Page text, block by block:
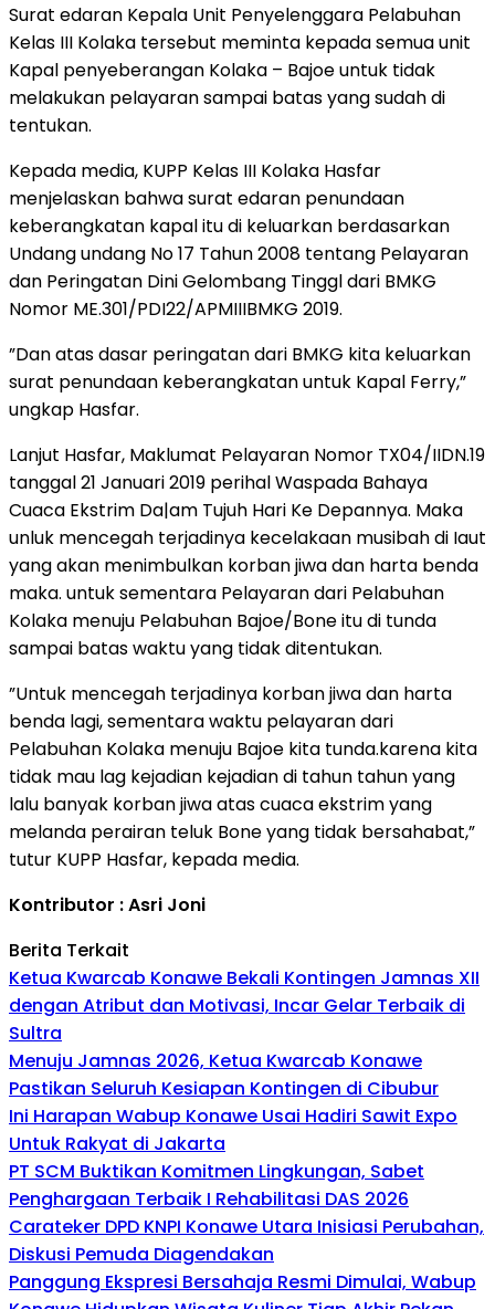
Surat edaran Kepala Unit Penyelenggara Pelabuhan
Kelas III Kolaka tersebut meminta kepada semua unit
Kapal penyeberangan Kolaka – Bajoe untuk tidak
melakukan pelayaran sampai batas yang sudah di
tentukan.
Kepada media, KUPP Kelas III Kolaka Hasfar
menjelaskan bahwa surat edaran penundaan
keberangkatan kapal itu di keluarkan berdasarkan
Undang undang No 17 Tahun 2008 tentang Pelayaran
dan Peringatan Dini Gelombang Tinggl dari BMKG
Nomor ME.301/PDI22/APMIIIBMKG 2019.
”Dan atas dasar peringatan dari BMKG kita keluarkan
surat penundaan keberangkatan untuk Kapal Ferry,”
ungkap Hasfar.
Lanjut Hasfar, Maklumat Pelayaran Nomor TX04/IIDN.19
tanggal 21 Januari 2019 perihal Waspada Bahaya
Cuaca Ekstrim Da|am Tujuh Hari Ke Depannya. Maka
unluk mencegah terjadinya kecelakaan musibah di Iaut
yang akan menimbulkan korban jiwa dan harta benda
maka. untuk sementara Pelayaran dari Pelabuhan
Kolaka menuju Pelabuhan Bajoe/Bone itu di tunda
sampai batas waktu yang tidak ditentukan.
”Untuk mencegah terjadinya korban jiwa dan harta
benda lagi, sementara waktu pelayaran dari
Pelabuhan Kolaka menuju Bajoe kita tunda.karena kita
tidak mau lag kejadian kejadian di tahun tahun yang
lalu banyak korban jiwa atas cuaca ekstrim yang
melanda perairan teluk Bone yang tidak bersahabat,”
tutur KUPP Hasfar, kepada media.
Kontributor : Asri Joni
Berita Terkait
Ketua Kwarcab Konawe Bekali Kontingen Jamnas XII
dengan Atribut dan Motivasi, Incar Gelar Terbaik di
Sultra
Menuju Jamnas 2026, Ketua Kwarcab Konawe
Pastikan Seluruh Kesiapan Kontingen di Cibubur
Ini Harapan Wabup Konawe Usai Hadiri Sawit Expo
Untuk Rakyat di Jakarta
PT SCM Buktikan Komitmen Lingkungan, Sabet
Penghargaan Terbaik I Rehabilitasi DAS 2026
Carateker DPD KNPI Konawe Utara Inisiasi Perubahan,
Diskusi Pemuda Diagendakan
Panggung Ekspresi Bersahaja Resmi Dimulai, Wabup